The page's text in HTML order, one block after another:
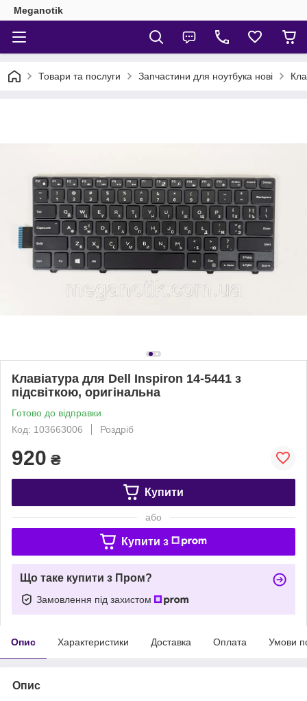
Meganotik
Товари та послуги Запчастини для ноутбука нові
Клавіатура для Dell Inspiron 14-5441 з
підсвіткою, оригінальна
Готово до відправки
Код: 103663006
Роздріб
920 ₴
Купити
або
Купити з
Що таке купити з Пром?
Замовлення під захистом
Опис Характеристики Доставка Оплата Умови
Опис